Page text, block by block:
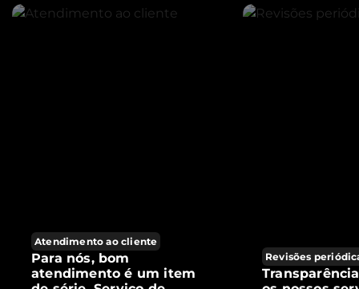
Atendimento ao cliente
Para nós, bom
atendimento é um item
Revisões